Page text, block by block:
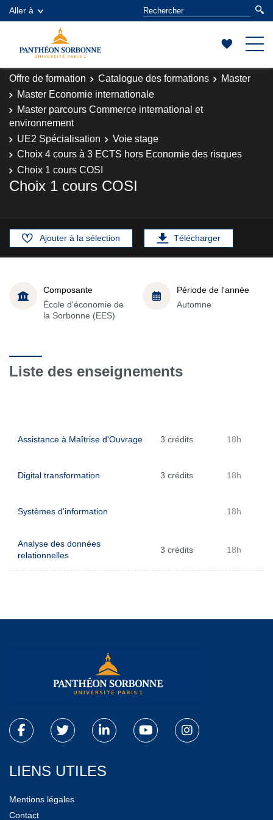
Aller à
Offre de formation Catalogue des formations
Master
Master Economie internationale
Master parcours Commerce international et
environnement
UE2 Spécialisation
Voie stage
Choix 4 cours à 3 ECTS hors Economie des risques
Choix 1 cours COSI
Choix 1 cours COSI
Ajouter à la sélection Télécharger
Composante
École d'économie de
la Sorbonne (EES)
Période de l'année
Automne
Liste des enseignements
Assistance à Maîtrise d'Ouvrage 3 crédits 18h
Digital transformation 3 crédits 18h
Systèmes d'information 18h
Analyse des données
relationnelles
3 crédits 18h
LIENS UTILES
Mentions légales
Contact